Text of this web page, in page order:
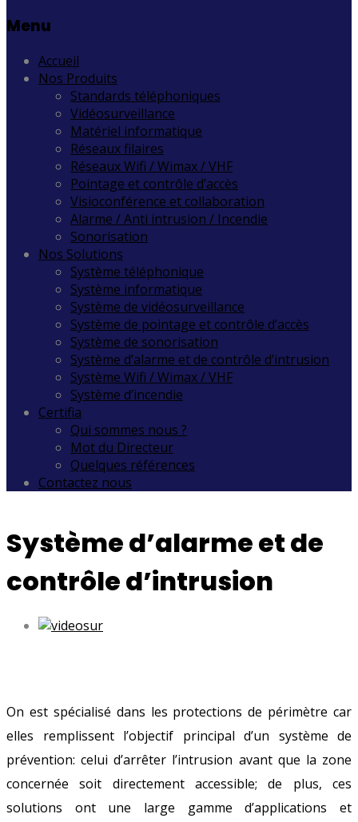
Menu
Accueil
Nos Produits
Standards téléphoniques
Vidéosurveillance
Matériel informatique
Réseaux filaires
Réseaux Wifi / Wimax / VHF
Pointage et contrôle d’accès
Visioconférence et collaboration
Alarme / Anti intrusion / Incendie
Sonorisation
Nos Solutions
Système téléphonique
Système informatique
Système de vidéosurveillance
Système de pointage et contrôle d’accès
Système de sonorisation
Système d’alarme et de contrôle d’intrusion
Système Wifi / Wimax / VHF
Système d’incendie
Certifia
Qui sommes nous ?
Mot du Directeur
Quelques références
Contactez nous
Système d’alarme et de
contrôle d’intrusion
On est spécialisé dans les protections de périmètre car
elles remplissent l’objectif principal d’un système de
prévention: celui d’arrêter l’intrusion avant que la zone
concernée soit directement accessible; de plus, ces
solutions ont une large gamme d’applications et